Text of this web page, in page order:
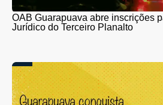
OAB Guarapuava abre inscrições
Jurídico do Terceiro Planalto